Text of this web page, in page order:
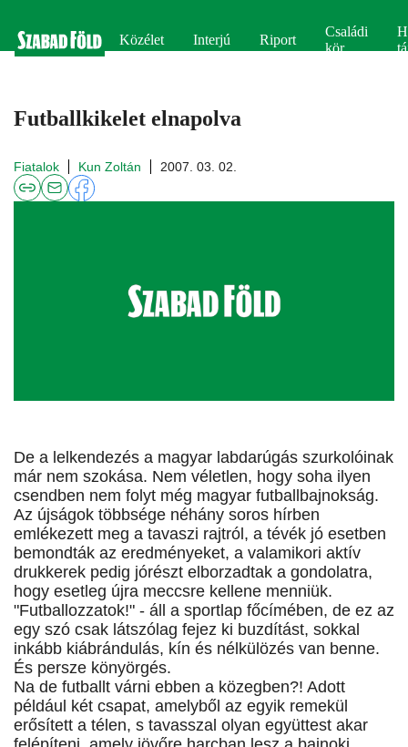
Közélet Interjú Riport
Családi
kör
Futballkikelet elnapolva
Fiatalok Kun Zoltán 2007. 03. 02.
De a lelkendezés a magyar labdarúgás szurkolóinak
már nem szokása. Nem véletlen, hogy soha ilyen
csendben nem folyt még magyar futballbajnokság.
Az újságok többsége néhány soros hírben
emlékezett meg a tavaszi rajtról, a tévék jó esetben
bemondták az eredményeket, a valamikori aktív
drukkerek pedig jórészt elborzadtak a gondolatra,
hogy esetleg újra meccsre kellene menniük.
"Futballozzatok!" - áll a sportlap főcímében, de ez az
egy szó csak látszólag fejez ki buzdítást, sokkal
inkább kiábrándulás, kín és nélkülözés van benne.
És persze könyörgés.
Na de futballt várni ebben a közegben?! Adott
például két csapat, amelyből az egyik remekül
erősített a télen, s tavasszal olyan együttest akar